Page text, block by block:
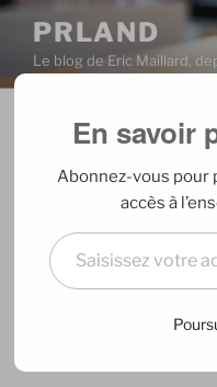
Aller
contenu
principal
PRLAND
Le blog de Eric Maillard,
PUBLIÉ
18/09/2006PARERIC
lancement e-
Quelques semaines
mon avis très
feuillète sur ordinateur
En savoir
Abonnez-vous pour
accès à
Saisissez votre adresse e-mail…